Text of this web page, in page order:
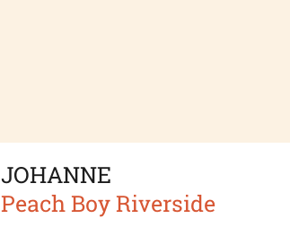
JOHANNE
Peach Boy Riverside